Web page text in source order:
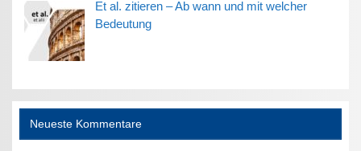
Et al. zitieren – Ab wann und mit welcher
Bedeutung
Neueste Kommentare